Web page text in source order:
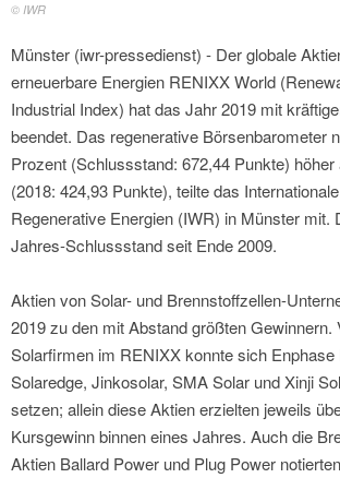
© IWR
Münster (iwr-pressedienst) - Der globale
erneuerbare Energien RENIXX World
Industrial Index) hat das Jahr 2019 mit
beendet. Das regenerative Börsenbarometer
Prozent (Schlussstand: 672,44 Punkte)
(2018: 424,93 Punkte), teilte das
Regenerative Energien (IWR) in Münster mit.
Jahres-Schlussstand seit Ende 2009.
Aktien von Solar- und Brennstoffzellen-
2019 zu den mit Abstand größten Gewinnern.
Solarfirmen im RENIXX konnte sich
Solaredge, Jinkosolar, SMA Solar und Xinji
setzen; allein diese Aktien erzielten jeweils
Kursgewinn binnen eines Jahres. Auch die
Aktien Ballard Power und Plug Power